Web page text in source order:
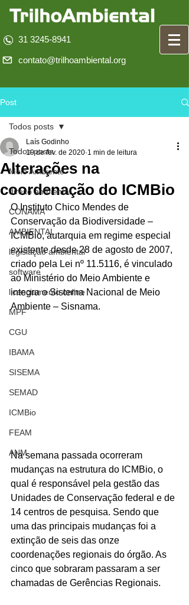
31 3245-8941
contato@trilhoambiental.org
Post
Todos posts
Meio Ambiente
direito ambiental
CONAMA
AMBIENTAL
legislação ambiental
software
licenciamento online
MPF
CGU
IBAMA
SISEMA
SEMAD
ICMBio
FEAM
ANM
Todos posts
Alterações na
coordenação do ICMBio
Laís Godinho
19 de fev. de 2020 1 min de leitura
O Instituto Chico Mendes de
Conservação da Biodiversidade –
ICMBio, autarquia em regime especial
existente desde 28 de agosto de 2007,
criado pela Lei nº 11.5116, é vinculado
ao Ministério do Meio Ambiente e
integra o Sistema Nacional de Meio
Ambiente – Sisnama.
Na semana passada ocorreram
mudanças na estrutura do ICMBio, o
qual é responsável pela gestão das
Unidades de Conservação federal e de
14 centros de pesquisa. Sendo que
uma das principais mudanças foi a
extinção de seis das onze
coordenações regionais do órgão. As
cinco que sobraram passaram a ser
chamadas de Gerências Regionais.